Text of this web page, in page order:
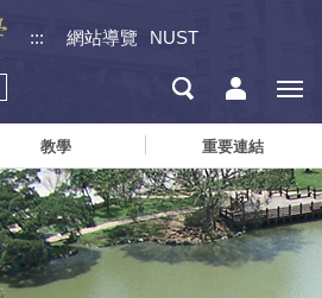
::: 網站導覽 NUST
教學 重要連結